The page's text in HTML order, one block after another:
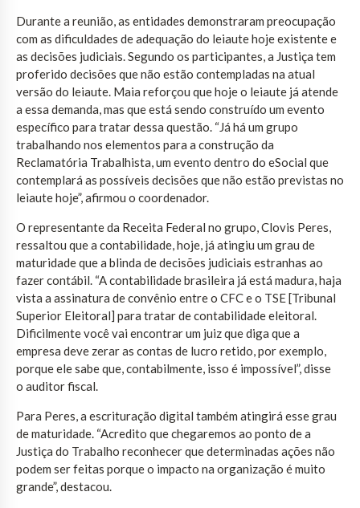
Durante a reunião, as entidades demonstraram preocupação
com as dificuldades de adequação do leiaute hoje existente e
as decisões judiciais. Segundo os participantes, a Justiça tem
proferido decisões que não estão contempladas na atual
versão do leiaute. Maia reforçou que hoje o leiaute já atende
a essa demanda, mas que está sendo construído um evento
específico para tratar dessa questão. “Já há um grupo
trabalhando nos elementos para a construção da
Reclamatória Trabalhista, um evento dentro do eSocial que
contemplará as possíveis decisões que não estão previstas no
leiaute hoje”, afirmou o coordenador.
O representante da Receita Federal no grupo, Clovis Peres,
ressaltou que a contabilidade, hoje, já atingiu um grau de
maturidade que a blinda de decisões judiciais estranhas ao
fazer contábil. “A contabilidade brasileira já está madura, haja
vista a assinatura de convênio entre o CFC e o TSE [Tribunal
Superior Eleitoral] para tratar de contabilidade eleitoral.
Dificilmente você vai encontrar um juiz que diga que a
empresa deve zerar as contas de lucro retido, por exemplo,
porque ele sabe que, contabilmente, isso é impossível”, disse
o auditor fiscal.
Para Peres, a escrituração digital também atingirá esse grau
de maturidade. “Acredito que chegaremos ao ponto de a
Justiça do Trabalho reconhecer que determinadas ações não
podem ser feitas porque o impacto na organização é muito
grande”, destacou.